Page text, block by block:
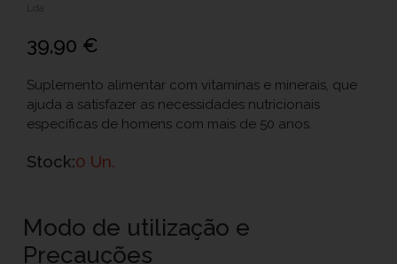
39,90 €
Suplemento alimentar com vitaminas e minerais, que
ajuda a satisfazer as necessidades nutricionais
específicas de homens com mais de 50 anos.
Stock:0 Un.
Modo de utilização e
Precauções